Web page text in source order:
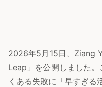
2026年5月15日、Ziang
Leap」を公開しました
くある失敗に「早すぎる